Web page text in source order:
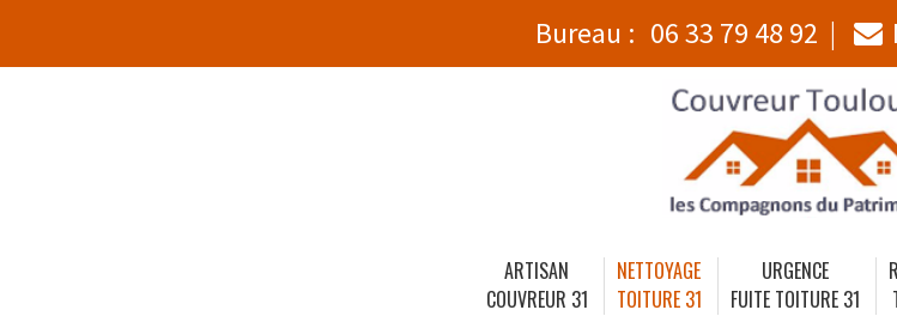
Bureau : 06 33 79 48 92
ARTISAN
COUVREUR 31
NETTOYAGE
TOITURE 31
URGENCE
FUITE TOITURE 31